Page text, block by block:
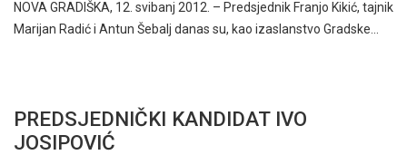
NOVA GRADIŠKA, 12. svibanj 2012. – Predsjednik Franjo Kikić, tajnik
Marijan Radić i Antun Šebalj danas su, kao izaslanstvo Gradske…
PREDSJEDNIČKI KANDIDAT IVO
JOSIPOVIĆ